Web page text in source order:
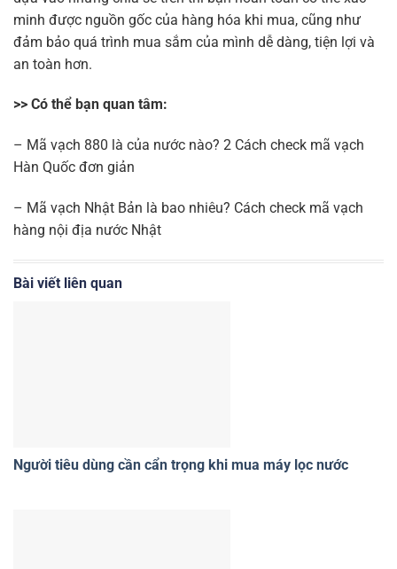
minh được nguồn gốc của hàng hóa khi mua, cũng như
đảm bảo quá trình mua sắm của mình dễ dàng, tiện lợi và
an toàn hơn.
>> Có thể bạn quan tâm:
– Mã vạch 880 là của nước nào? 2 Cách check mã vạch
Hàn Quốc đơn giản
– Mã vạch Nhật Bản là bao nhiêu? Cách check mã vạch
hàng nội địa nước Nhật
Bài viết liên quan
Người tiêu dùng cần cẩn trọng khi mua máy lọc nước